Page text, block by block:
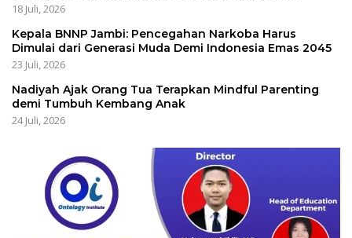
18 Juli, 2026
Kepala BNNP Jambi: Pencegahan Narkoba Harus
Dimulai dari Generasi Muda Demi Indonesia Emas 2045
23 Juli, 2026
Nadiyah Ajak Orang Tua Terapkan Mindful Parenting
demi Tumbuh Kembang Anak
24 Juli, 2026